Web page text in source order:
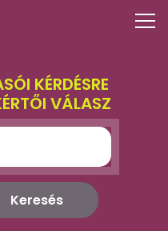
KÉRDÉSRE
VÁLASZ